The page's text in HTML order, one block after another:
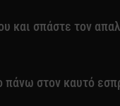
και σπάστε τον
στον καυτό